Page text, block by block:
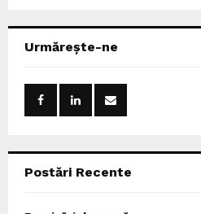
h
o
Urmărește-ne
Postări Recente